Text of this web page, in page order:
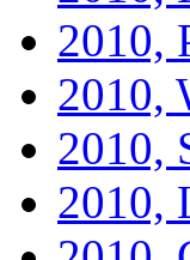
2010,
2010,
2010,
2010,